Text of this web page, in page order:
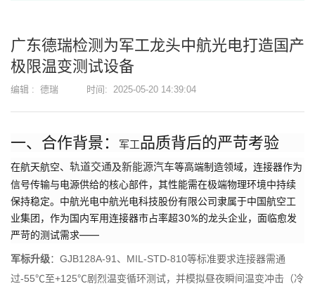
广东德瑞检测为军工龙头中航光电打造国产
极限温变测试设备​
编辑 : 德瑞 时间: 2025-05-20 14:39:04
一、合作背景： 军工品质背后的严苛考验
在航天航空、 轨道交通及新能源汽车等高端制造领域，连接器作为
信号传输与电源供给的核心部件，其性能需在极端物理环境中持续
保持稳定。中航光电中航光电科技股份有限公司隶属于中国航空工
业集团，作为国内军用连接器市占率超30%的龙头企业，面临愈发
严苛的测试需求——
军标升级：GJB128A-91、MIL-STD-810等标准要求连接器需通
过-55℃至+125℃剧烈温变循环测试，并模拟昼夜瞬间温变冲击（冷